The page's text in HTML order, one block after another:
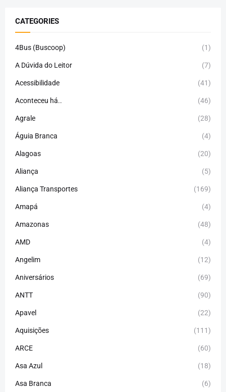
CATEGORIES
4Bus (Buscoop) (1)
A Dúvida do Leitor (7)
Acessibilidade (41)
Aconteceu há.. (46)
Agrale (28)
Águia Branca (4)
Alagoas (20)
Aliança (5)
Aliança Transportes (169)
Amapá (4)
Amazonas (48)
AMD (4)
Angelim (12)
Aniversários (69)
ANTT (90)
Apavel (22)
Aquisições (111)
ARCE (60)
Asa Azul (18)
Asa Branca (6)